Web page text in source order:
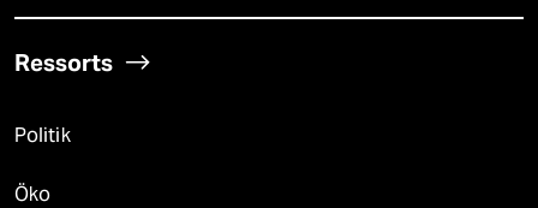
Ressorts
Politik
Öko